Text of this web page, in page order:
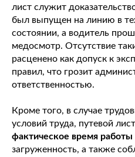
лист служит
был выпущен на линию в
состоянии, а водитель
медосмотр. Отсутствие
расценено как допуск к
правил, что грозит
ответственностью.
Кроме того, в случае
условий труда, путевой
фактическое время работы
загруженность, а также